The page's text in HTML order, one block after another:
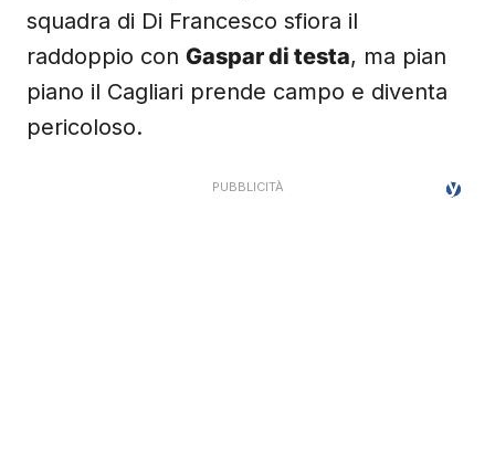
squadra di Di Francesco sfiora il
raddoppio con Gaspar di testa, ma pian
piano il Cagliari prende campo e diventa
pericoloso.